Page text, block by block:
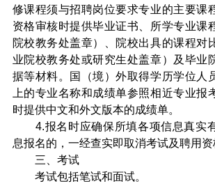
修课程须与招聘岗位要求专业的主要课
资格审核时提供毕业证书、所学专业课
院校教务处盖章）、院校出具的课程对
业院校教务处或研究生处盖章）及毕业
据等材料。国（境）外取得学历学位人
上的专业名称和成绩单参照相近专业报
时提供中文和外文版本的成绩单。
4.报名时应确保所填各项信息真实
息报名的，一经查实即取消考试及聘用资
三、考试
考试包括笔试和面试。